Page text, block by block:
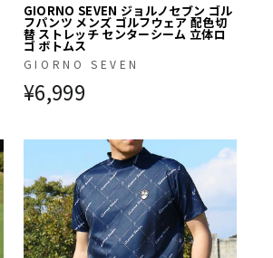
GIORNO SEVEN ジョルノセブン ゴル
フパンツ メンズ ゴルフウェア 配色切
替 ストレッチ センターシーム 立体ロ
ゴ ボトムス
GIORNO SEVEN
¥6,999